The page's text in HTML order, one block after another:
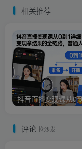
相关推荐
评论 抢沙发